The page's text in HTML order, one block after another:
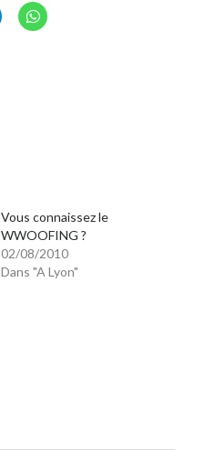
Vous connaissez le
WWOOFING ?
02/08/2010
Dans "A Lyon"